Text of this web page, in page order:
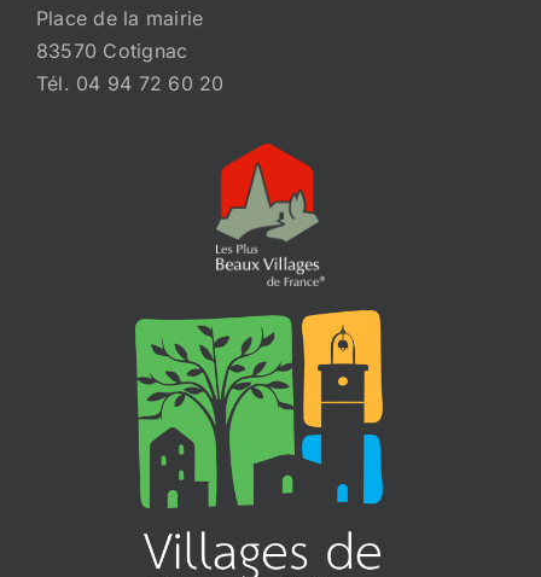
Place de la mairie
83570 Cotignac
Tél. 04 94 72 60 20